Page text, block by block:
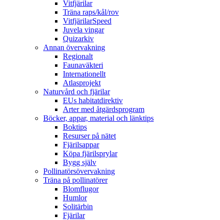
Vitfjärilar
Träna raps/kål/rov
VitfjärilarSpeed
Juvela vingar
Quizarkiv
Annan övervakning
Regionalt
Faunaväkteri
Internationellt
Atlasprojekt
Naturvård och fjärilar
EUs habitatdirektiv
Arter med åtgärdsprogram
Böcker, appar, material och länktips
Boktips
Resurser på nätet
Fjärilsappar
Köpa fjärilsprylar
Bygg själv
Pollinatörsövervakning
Träna på pollinatörer
Blomflugor
Humlor
Solitärbin
Fjärilar